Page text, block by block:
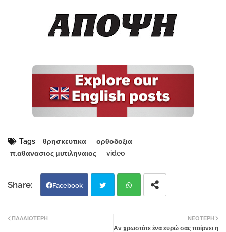
Tags θρησκευτικα
ορθοδοξια
π.αθανασιος μυτιληναιος
video
Facebook
ΝΕΌΤΕΡΗ
Αν χρωστάτε ένα ευρώ σας παίρνει η
ΠΑΛΑΙΌΤΕΡΗ